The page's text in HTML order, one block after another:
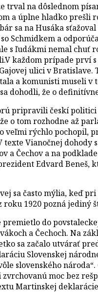
trval na dôslednom
a úplne hladko
sa na Husáka
Schmidkem a
s ľudákmi nemal
každom prípade prví
ulici v
a komunisti museli v
dohodli, že o
pripravili českí
o tom rozhodne až
veľmi rýchlo pochopil,
texte Vianočnej
a Čechov a na
Edvard Beneš,
sa často mýlia, keď
1920 pozná jediný
do
a Čechoch. Na
sa začalo utvárať
Slovenskej
slovenského
moc bez
Martinskej